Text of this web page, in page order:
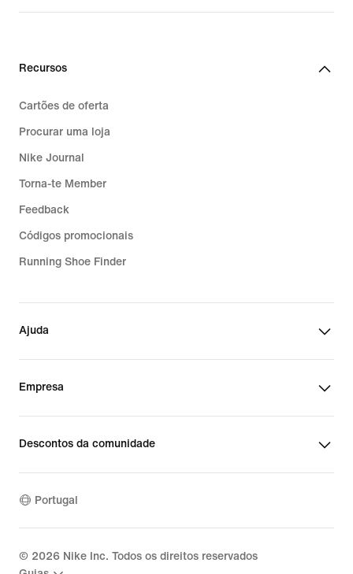
Recursos
Cartões de oferta
Procurar uma loja
Nike Journal
Torna-te Member
Feedback
Códigos promocionais
Running Shoe Finder
Ajuda
Empresa
Descontos da comunidade
Portugal
© 2026 Nike Inc. Todos os direitos reservados